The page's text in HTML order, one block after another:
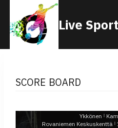
content
Live
SCORE BOARD
Ykkönen |
Rovaniemen Keskuskenttä |